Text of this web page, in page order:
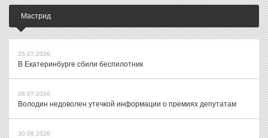
Мастрид
25.07.2026
В Екатеринбурге сбили беспилотник
08.07.2026
Володин недоволен утечкой информации о премиях депутатам
30.06.2026